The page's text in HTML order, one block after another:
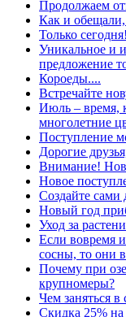
Продолжаем
Как и обещали,
Только сегодня!
Уникальное и
предложение
Короеды....
Встречайте
Июль – время,
многолетние
Поступление
Дорогие
Внимание!
Новое
Создайте сами
Новый год
Уход за
Если вовремя
сосны, то они
Почему при
крупномеры?
Чем заняться в
Скидка 25% на